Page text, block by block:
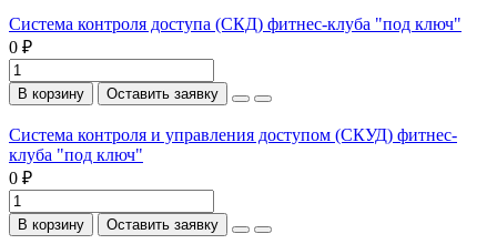
Система контроля доступа (СКД) фитнес-клуба "под ключ"
0 ₽
В корзину Оставить заявку
Система контроля и управления доступом (СКУД) фитнес-
клуба "под ключ"
0 ₽
В корзину Оставить заявку